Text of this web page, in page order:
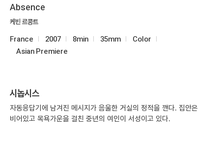
Absence
케빈 르콩트
France 2007 8min 35mm
Color
Asian Premiere
시놉시스
자동응답기에 남겨진 메시지가 음울한 거실의 정적을 깬다. 집안은
비어있고 목욕가운을 걸친 중년의 여인이 서성이고 있다.